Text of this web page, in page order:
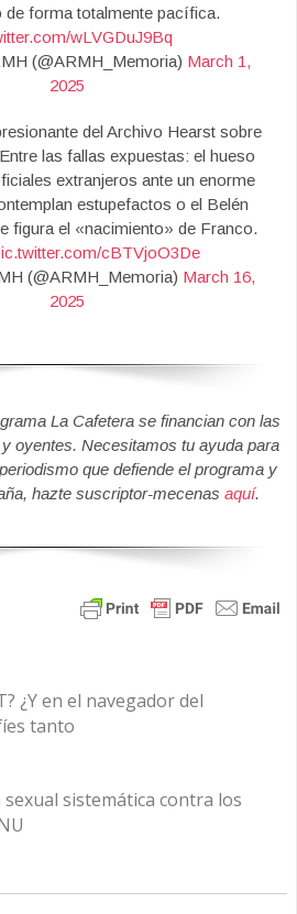
de forma totalmente pacífica.
wLVGDuJ9Bq
(@ARMH_Memoria) March 1,
2025
del Archivo Hearst sobre
las fallas expuestas: el hueso
extranjeros ante un enorme
estupefactos o el Belén
figura el «nacimiento» de Franco.
cBTVjoO3De
(@ARMH_Memoria) March 16,
2025
La Cafetera se financian con las
oyentes. Necesitamos tu ayuda para
que defiende el programa y
hazte suscriptor-mecenas aquí.
¿Y en el navegador del
tanto
sistemática contra los